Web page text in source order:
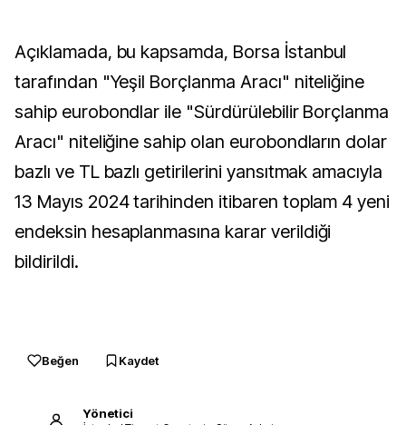
Açıklamada, bu kapsamda, Borsa İstanbul
tarafından "Yeşil Borçlanma Aracı" niteliğine
sahip eurobondlar ile "Sürdürülebilir Borçlanma
Aracı" niteliğine sahip olan eurobondların dolar
bazlı ve TL bazlı getirilerini yansıtmak amacıyla
13 Mayıs 2024 tarihinden itibaren toplam 4 yeni
endeksin hesaplanmasına karar verildiği
bildirildi.
Beğen Kaydet
Yönetici